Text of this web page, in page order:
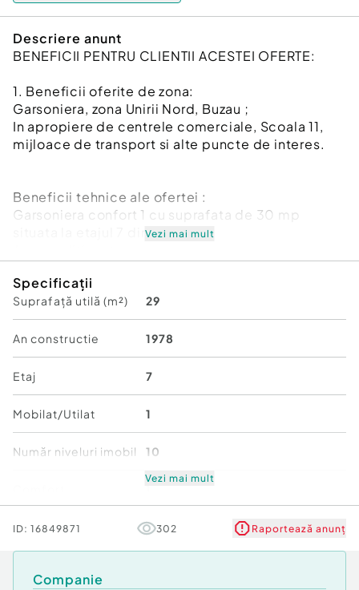
Descriere anunt
BENEFICII PENTRU CLIENTII ACESTEI OFERTE:
1. Beneficii oferite de zona:
Garsoniera, zona Unirii Nord, Buzau ;
In apropiere de centrele comerciale, Scoala 11,
mijloace de transport si alte puncte de interes.
Beneficii tehnice ale ofertei :
Garsoniera confort 1 cu suprafata de 30 mp
situata la etajul 7 din 10 ;
Mobilata si utilata ;
Blocul este in curs de reabilitare :
- anvelopare bloc ;
- izolatie terasa/acoperis ;
- lifturi noi ;
- reabilitare casa scarii ;
- panouri fotovoltaice.
Incalzirea se va realizeaza prin sistem modern
propriu, cu centrale termice pe peleti si pompe
Pret negociabil !
Detalii la telefon !
Vezi mai mult
Specificații
Suprafață utilă (m²) 29
An constructie 1978
Etaj 7
Mobilat/Utilat 1
Număr niveluri imobil 10
Stare Bună
Vezi mai mult
ID: 16849871 302 Raportează anunț
Companie